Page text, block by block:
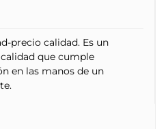
precio calidad. Es un
que cumple
en las manos de un